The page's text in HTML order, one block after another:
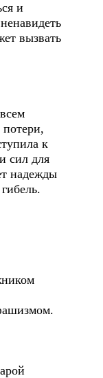
и
вызвать
потери,
к
сил для
надежды